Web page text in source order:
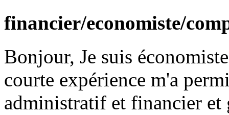
financier/economiste/
Bonjour, Je suis
courte expérience m'a
administratif et financier et